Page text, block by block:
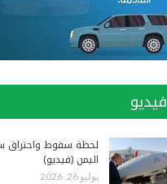
فيديو
لحظة سقوط واحتراق
اليمن (فيديو)
يوليو 26, 2026